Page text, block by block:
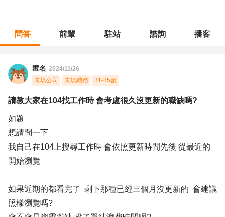
問答 前輩 駐站 諮詢 播客
匿名 2024/11/26
未填公司
未填職務 31-35歲
請教大家在104找工作時 會考慮很久沒更新的職缺嗎?
如題
想請問一下
我自己在104上搜尋工作時 會依照更新時間先後 從最近的
開始瀏覽
如果近期的都看完了 剩下那種已經三個月沒更新的 會建議
照樣瀏覽嗎?